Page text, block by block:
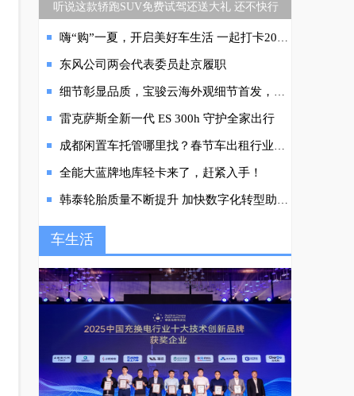
听说这款轿跑SUV免费试驾还送大礼 还不快行
嗨“购”一夏，开启美好车生活 一起打卡2022安行南京站！
东风公司两会代表委员赴京履职
细节彰显品质，宝骏云海外观细节首发，计划三季度上市
雷克萨斯全新一代 ES 300h 守护全家出行
成都闲置车托管哪里找？春节车出租行业火爆订单多
全能大蓝牌地库轻卡来了，赶紧入手！
韩泰轮胎质量不断提升 加快数字化转型助力出行市场发展
车生活